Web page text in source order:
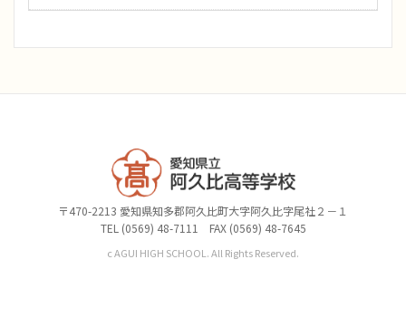
〒470-2213 愛知県知多郡阿久比町大字阿久比字尾社２－１
TEL (0569) 48-7111 FAX (0569) 48-7645
c AGUI HIGH SCHOOL. All Rights Reserved.